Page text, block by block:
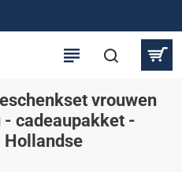
vrouwen
- cadeaupakket -